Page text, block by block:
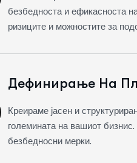
безбедноста и ефикасноста
ризиците и можностите за
Дефинирање На
Креираме јасен и
големината на вашиот
безбедносни мерки.